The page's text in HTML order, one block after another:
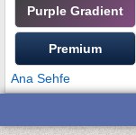
Purple Gradient
Premium
Ana Sehfe